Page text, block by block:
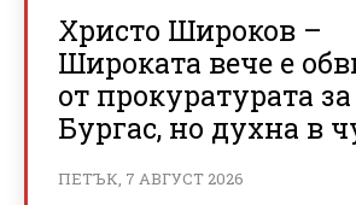
Христо Широков –
Широката вече е
от прокуратурата
Бургас, но духна в
ПЕТЪК, 7 АВГУСТ 2026